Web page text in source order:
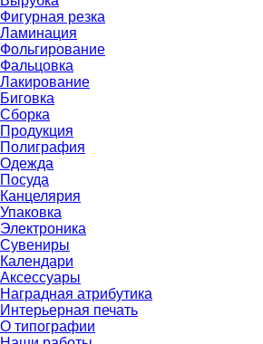
Фигурная резка
Ламинация
Фольгирование
Фальцовка
Лакирование
Биговка
Сборка
Продукция
Полиграфия
Одежда
Посуда
Канцелярия
Упаковка
Электроника
Сувениры
Календари
Аксессуары
Наградная атрибутика
Интерьерная печать
О типографии